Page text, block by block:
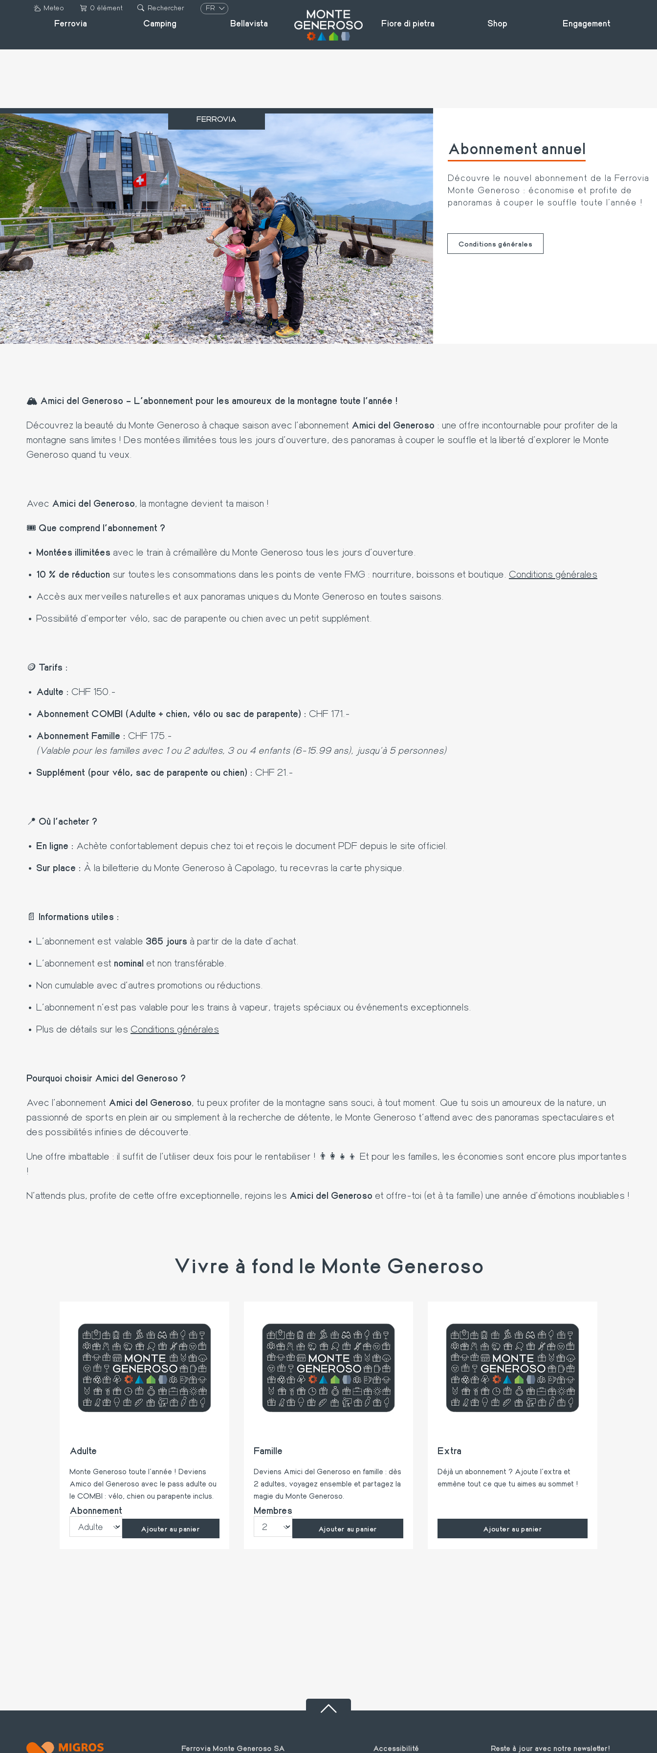
Meteo 0 élément Rechercher
FR
Ferrovia Camping Bellavista Fiore di pietra Shop Engagement
FERROVIA
Abonnement annuel
Découvre le nouvel abonnement de la Ferrovia
Monte Generoso : économise et profite de
panoramas à couper le souffle toute l’année !
Conditions générales
🏔️ Amici del Generoso – L’abonnement pour les amoureux de la montagne toute l’année !
Découvrez la beauté du Monte Generoso à chaque saison avec l’abonnement Amici del Generoso : une offre incontournable pour profiter de la
montagne sans limites ! Des montées illimitées tous les jours d’ouverture, des panoramas à couper le souffle et la liberté d’explorer le Monte
Generoso quand tu veux.
Avec Amici del Generoso, la montagne devient ta maison !
🎟️ Que comprend l’abonnement ?
Montées illimitées avec le train à crémaillère du Monte Generoso tous les jours d’ouverture.
10 % de réduction sur toutes les consommations dans les points de vente FMG : nourriture, boissons et boutique. Conditions générales
Accès aux merveilles naturelles et aux panoramas uniques du Monte Generoso en toutes saisons.
Possibilité d’emporter vélo, sac de parapente ou chien avec un petit supplément.
🪙 Tarifs :
Adulte : CHF 150.-
Abonnement COMBI (Adulte + chien, vélo ou sac de parapente) : CHF 171.-
Abonnement Famille : CHF 175.-
(Valable pour les familles avec 1 ou 2 adultes, 3 ou 4 enfants (6-15.99 ans), jusqu'à 5 personnes)
Supplément (pour vélo, sac de parapente ou chien) : CHF 21.-
📍 Où l’acheter ?
En ligne : Achète confortablement depuis chez toi et reçois le document PDF depuis le site officiel.
Sur place : À la billetterie du Monte Generoso à Capolago, tu recevras la carte physique.
📄 Informations utiles :
L’abonnement est valable 365 jours à partir de la date d’achat.
L’abonnement est nominal et non transférable.
Non cumulable avec d’autres promotions ou réductions.
L’abonnement n’est pas valable pour les trains à vapeur, trajets spéciaux ou événements exceptionnels.
Plus de détails sur les Conditions générales
Pourquoi choisir Amici del Generoso ?
Avec l’abonnement Amici del Generoso, tu peux profiter de la montagne sans souci, à tout moment. Que tu sois un amoureux de la nature, un
passionné de sports en plein air ou simplement à la recherche de détente, le Monte Generoso t’attend avec des panoramas spectaculaires et
des possibilités infinies de découverte.
Une offre imbattable : il suffit de l'utiliser deux fois pour le rentabiliser ! 👨‍👩‍👧‍👦 Et pour les familles, les économies sont encore plus importantes
!
N’attends plus, profite de cette offre exceptionnelle, rejoins les Amici del Generoso et offre-toi (et à ta famille) une année d’émotions inoubliables !
Vivre à fond le Monte Generoso
Adulte
Monte Generoso toute l'année ! Deviens
Amico del Generoso avec le pass adulte ou
le COMBI : vélo, chien ou parapente inclus.
Abonnement
Famille
Deviens Amici del Generoso en famille : dès
2 adultes, voyagez ensemble et partagez la
magie du Monte Generoso.
Membres
Extra
Déjà un abonnement ? Ajoute l'extra et
emmène tout ce que tu aimes au sommet !
Texte
Ferrovia Monte Generoso SA Footer
Accessibilité Reste à jour avec notre newsletter!